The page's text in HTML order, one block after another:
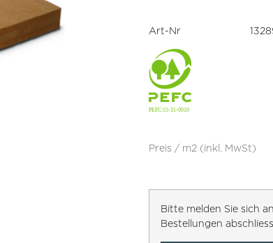
Preis / m2 (inkl. MwSt)
Bitte melden Sie sich
Bestellungen
Art-Nr